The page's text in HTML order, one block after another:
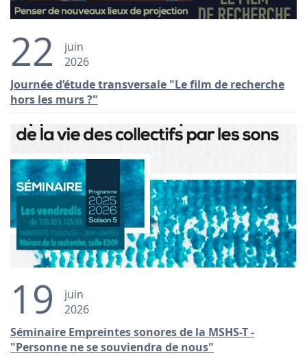
22
juin
2026
Journée d’étude transversale "Le film de recherche
hors les murs ?"
19
juin
2026
Séminaire Empreintes sonores de la MSHS-T -
"Personne ne se souviendra de nous"